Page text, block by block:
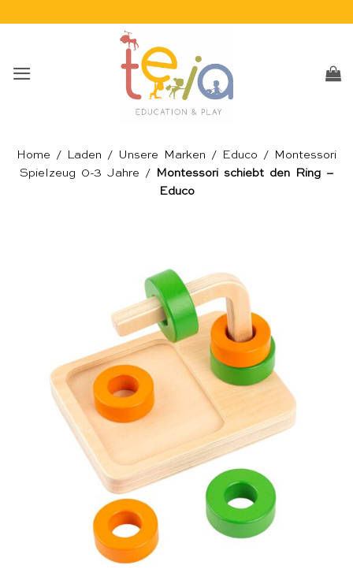
Home / Laden / Unsere Marken / Educo /
Montessori
Spielzeug 0-3 Jahre /
Montessori schiebt den Ring –
Educo